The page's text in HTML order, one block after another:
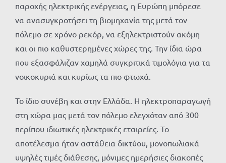
παροχής ηλεκτρικής ενέργειας, η Ευρώπη μπόρεσε
να ανασυγκροτήσει τη βιομηχανία της μετά τον
πόλεμο σε χρόνο ρεκόρ, να εξηλεκτριστούν ακόμη
και οι πιο καθυστερημένες χώρες της. Την ίδια ώρα
που εξασφάλιζαν χαμηλά συγκριτικά τιμολόγια για τα
νοικοκυριά και κυρίως τα πιο φτωχά.
Το ίδιο συνέβη και στην Ελλάδα. Η ηλεκτροπαραγωγή
στη χώρα μας μετά τον πόλεμο ελεγχόταν από 300
περίπου ιδιωτικές ηλεκτρικές εταιρείες. Το
αποτέλεσμα ήταν αστάθεια δικτύου, μονοπωλιακά
υψηλές τιμές διάθεσης, μόνιμες ημερήσιες διακοπές